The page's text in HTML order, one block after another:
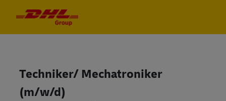
Techniker/ Mechatroniker
(m/w/d)